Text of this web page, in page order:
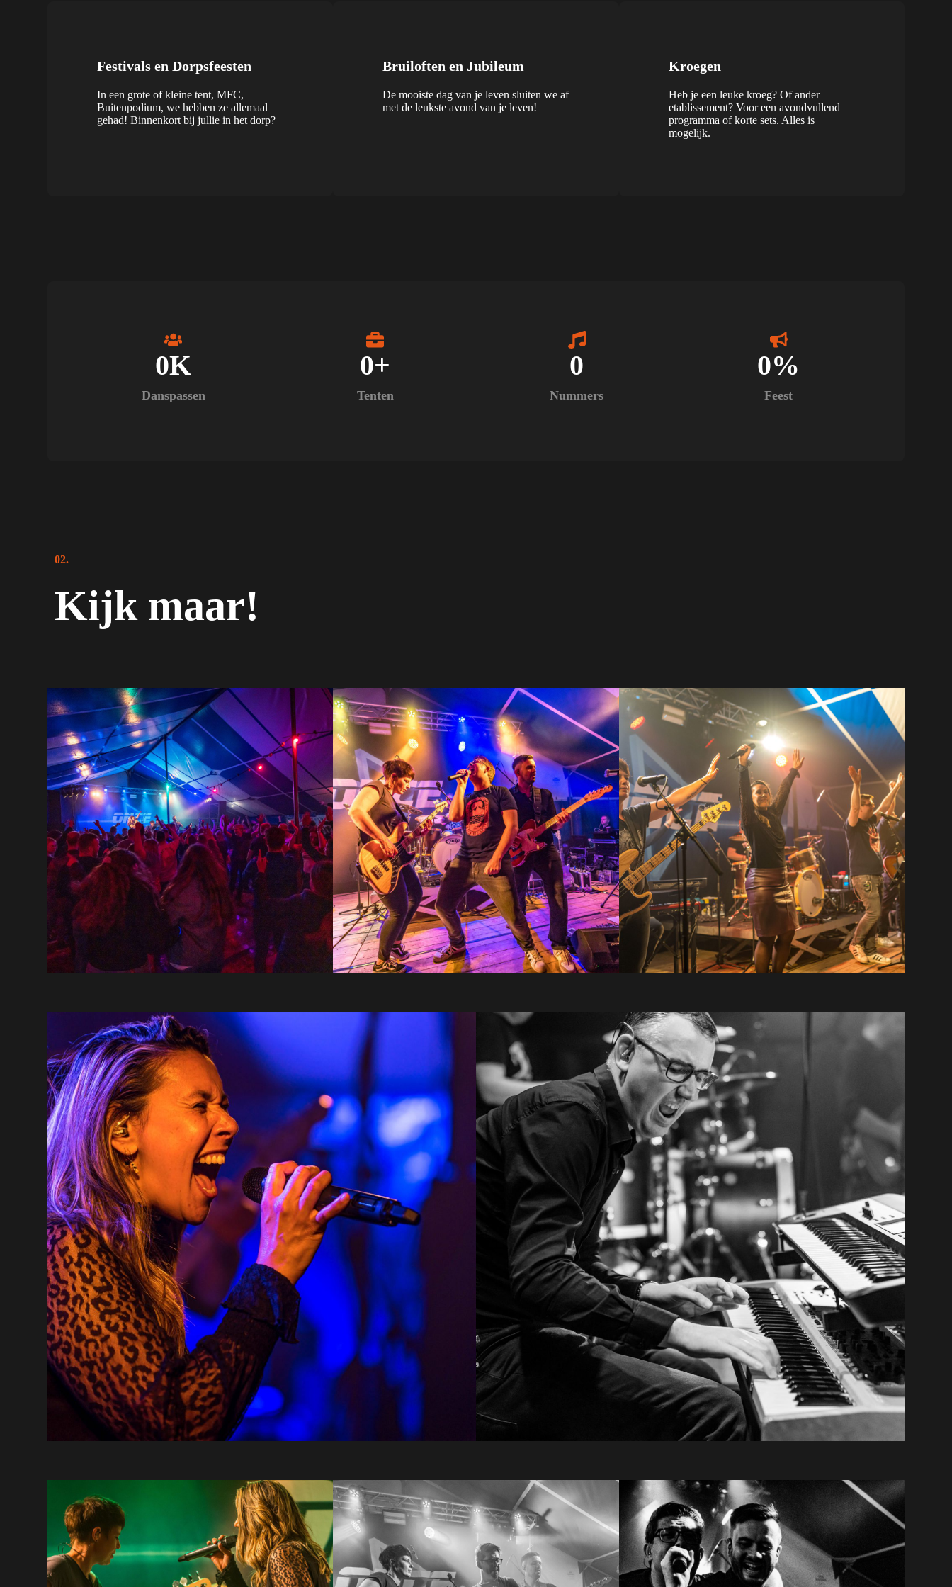
Festivals en Dorpsfeesten
In een grote of kleine tent, MFC,
Buitenpodium, we hebben ze allemaal
gehad! Binnenkort bij jullie in het dorp?
Bruiloften en Jubileum
De mooiste dag van je leven sluiten we af
met de leukste avond van je leven!
Kroegen
Heb je een leuke kroeg? Of ander
etablissement? Voor een avondvullend
programma of korte sets. Alles is
mogelijk.
Danspassen
0K
Tenten
0+
Nummers
0
Feest
0%
02.
Kijk maar!